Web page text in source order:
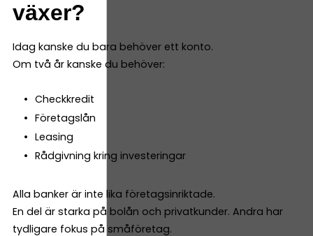
växer?
Idag kanske du bara behöver ett konto.
Om två år kanske du behöver:
Checkkredit
Företagslån
Leasing
Rådgivning kring investeringar
Alla banker är inte lika företagsinriktade.
En del är starka på bolån och privatkunder. Andra har
tydligare fokus på småföretag.